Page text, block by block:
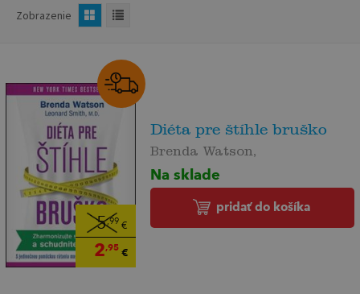
Zobrazenie
5,99 €
2,95€
Diéta pre štíhle bruško
Brenda Watson,
Na sklade
pridať do košíka